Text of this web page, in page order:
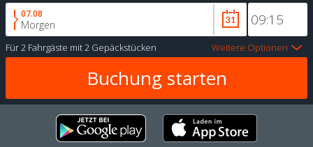
07.08
Morgen
Für2 Fahrgäste mit2 Gepäckstücken Weitere Optionen